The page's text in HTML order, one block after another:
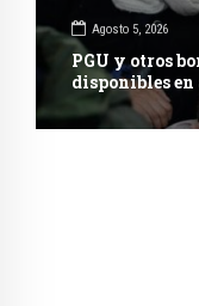
Agosto 5, 2026
PGU y otros
disponibles en